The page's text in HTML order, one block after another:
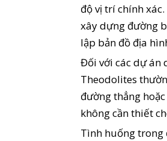
độ vị trí chính
xây dựng đường
lập bản đồ địa
Đối với các dự án
Theodolites
đường thẳng
không cần thiết
Tình huống trong